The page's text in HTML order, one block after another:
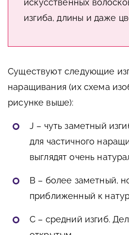
искусственных
изгиба, длины и даже
Существуют следующие
наращивания (их схема
рисунке выше):
J – чуть заметный
для частичного
выглядят очень
B – более заметный,
приближенный к
C – средний изгиб.